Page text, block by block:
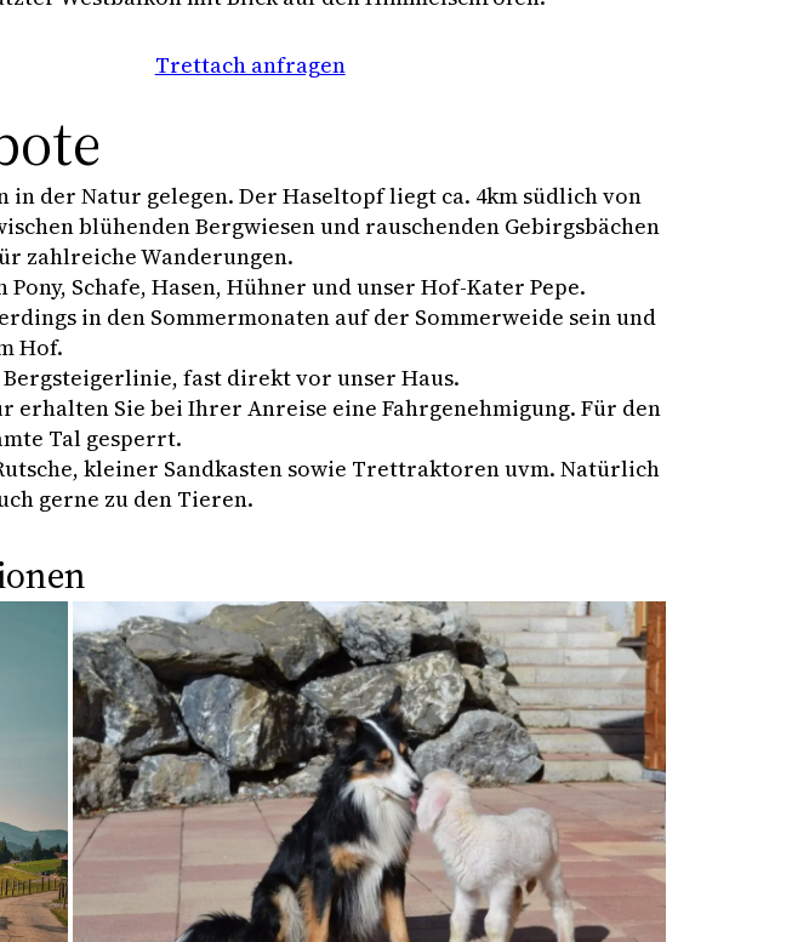
Trettach anfragen
der Natur gelegen. Der Haseltopf liegt ca. 4km südlich von
blühenden Bergwiesen und rauschenden Gebirgsbächen
zahlreiche Wanderungen.
Schafe, Hasen, Hühner und unser Hof-Kater Pepe.
in den Sommermonaten auf der Sommerweide sein und
Hof.
fast direkt vor unser Haus.
Sie bei Ihrer Anreise eine Fahrgenehmigung. Für den
Tal gesperrt.
kleiner Sandkasten sowie Trettraktoren uvm. Natürlich
gerne zu den Tieren.